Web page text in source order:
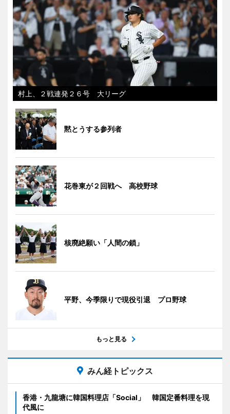
村上、２戦連発２６号 大リーグ
黙とうする参列者
花巻東が２回戦へ 高校野球
核廃絶願い「人間の鎖」
平野、今季限りで現役引退 プロ野球
もっと見る
みん経トピックス
香港・九龍塘に韓国料理店「Social」 韓国定番料理を現
代風に